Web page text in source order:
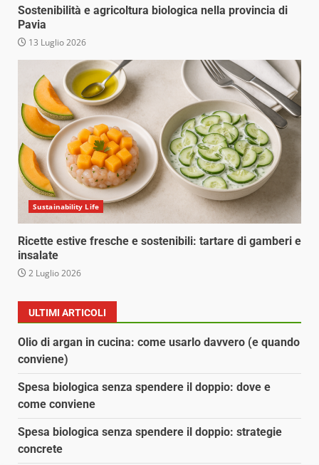
Sostenibilità e agricoltura biologica nella provincia di
Pavia
13 Luglio 2026
Sustainability Life
Ricette estive fresche e sostenibili: tartare di gamberi e
insalate
2 Luglio 2026
ULTIMI ARTICOLI
Olio di argan in cucina: come usarlo davvero (e quando
conviene)
Spesa biologica senza spendere il doppio: dove e
come conviene
Spesa biologica senza spendere il doppio: strategie
concrete